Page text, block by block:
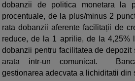
dobanzii de politica monetara la
procentuale, de la plus/minus 2
rata dobanzii aferente facilitații de
reduce, de la 1 aprilie, de la 4,25%
dobanzii pentru facilitatea de depozit
arata intr-un comunicat.
gestionarea adecvata a lichiditatii din